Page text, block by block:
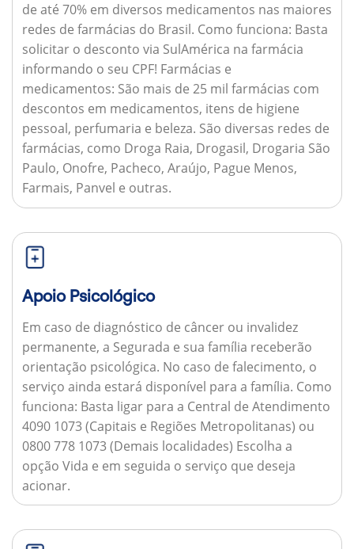
de até 70% em diversos medicamentos nas maiores
redes de farmácias do Brasil. Como funciona: Basta
solicitar o desconto via SulAmérica na farmácia
informando o seu CPF! Farmácias e
medicamentos: São mais de 25 mil farmácias com
descontos em medicamentos, itens de higiene
pessoal, perfumaria e beleza. São diversas redes de
farmácias, como Droga Raia, Drogasil, Drogaria São
Paulo, Onofre, Pacheco, Araújo, Pague Menos,
Farmais, Panvel e outras.
Apoio Psicológico
Em caso de diagnóstico de câncer ou invalidez
permanente, a Segurada e sua família receberão
orientação psicológica. No caso de falecimento, o
serviço ainda estará disponível para a família. Como
funciona: Basta ligar para a Central de Atendimento
4090 1073 (Capitais e Regiões Metropolitanas) ou
0800 778 1073 (Demais localidades) Escolha a
opção Vida e em seguida o serviço que deseja
acionar.